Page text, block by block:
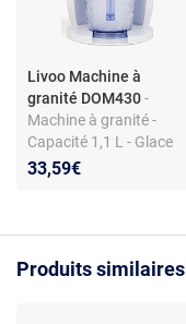
Livoo Machine à
granité DOM430-
Machine à granité -
Capacité 1,1 L - Glace
pilée et granités - Blanc
33,59€
Produits similaires